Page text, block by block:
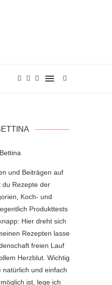
und Beiträgen auf
du Rezepte der
Koch- und
Produkttests
Hier dreht sich
Rezepten lasse
freien Lauf
Herzblut. Wichtig
natürlich und einfach
ist, lege ich